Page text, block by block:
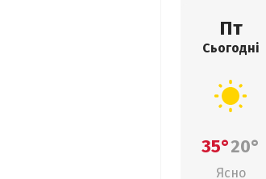
Пт
Сьогодні
35°20°
Ясно